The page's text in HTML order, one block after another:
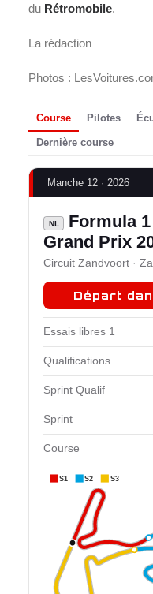
du Rétromobile.
La rédaction
Photos :
Course Pilotes
Dernière course
Manche 12 · 2026
NL
Formula
Grand Prix
Circuit Zandvoort ·
Départ
Essais libres 1
Qualifications
Sprint Qualif
Sprint
Course
S1 S2 S3